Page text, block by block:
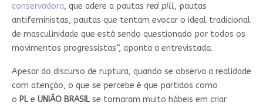
conservadora, que adere a pautas red pill, pautas
antifeministas, pautas que tentam evocar o ideal tradicional
de masculinidade que está sendo questionado por todos os
movimentos progressistas”, aponta a entrevistada.
Apesar do discurso de ruptura, quando se observa a realidade
com atenção, o que se percebe é que partidos como
o PLe UNIÃO BRASILse tornaram muito hábeis em criar